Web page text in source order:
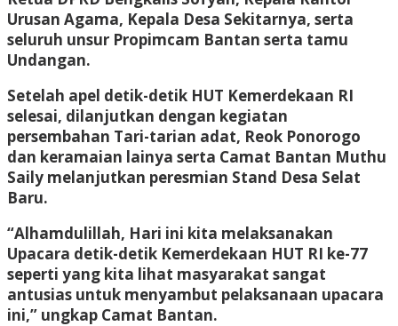
Urusan Agama, Kepala Desa Sekitarnya, serta
seluruh unsur Propimcam Bantan serta tamu
Undangan.
Setelah apel detik-detik HUT Kemerdekaan RI
selesai, dilanjutkan dengan kegiatan
persembahan Tari-tarian adat, Reok Ponorogo
dan keramaian lainya serta Camat Bantan Muthu
Saily melanjutkan peresmian Stand Desa Selat
Baru.
“Alhamdulillah, Hari ini kita melaksanakan
Upacara detik-detik Kemerdekaan HUT RI ke-77
seperti yang kita lihat masyarakat sangat
antusias untuk menyambut pelaksanaan upacara
ini,” ungkap Camat Bantan.